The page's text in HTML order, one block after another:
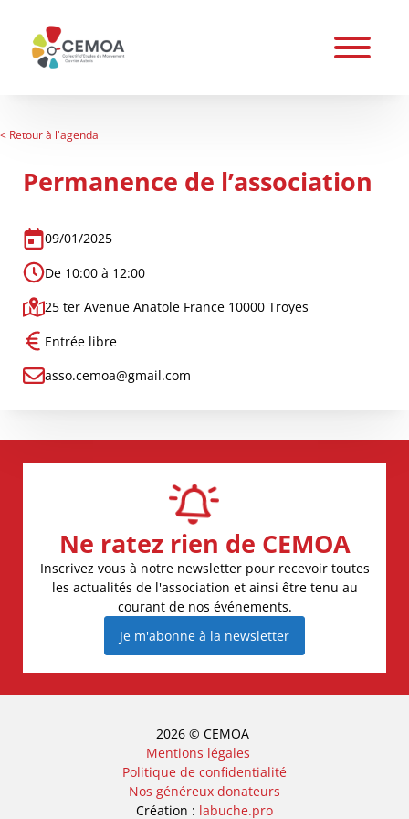
< Retour à l'agenda
Permanence de l’association
09/01/2025
De 10:00à 12:00
25 ter Avenue Anatole France 10000 Troyes
Entrée libre
asso.cemoa@gmail.com
Ne ratez rien de CEMOA
Inscrivez vous à notre newsletter pour recevoir toutes
les actualités de l'association et ainsi être tenu au
courant de nos événements.
Je m'abonne à la newsletter
2026 © CEMOA
Mentions légales
Politique de confidentialité
Nos généreux donateurs
Création : labuche.pro